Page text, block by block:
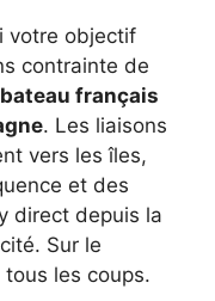
votre objectif
contrainte de
français
. Les liaisons
vers les îles,
et des
direct depuis la
Sur le
les coups.